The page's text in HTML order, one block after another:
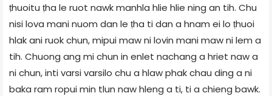
ṭhuoitu ṭha le ruot nawk manhla hlie hlie ning an tih. Chu
nisi lova mani nuom dan le ṭha ti dan a hnam ei lo ṭhuoi
hlak ani ruok chun, mipui maw ni lovin mani maw ni lem a
tih. Chuong ang mi chun in enlet nachang a hriet naw a
ni chun, inti varsi varsilo chu a hlaw phak chau ding a ni
baka ram ropui min tlun naw hleng a ti, ti a chieng bawk.